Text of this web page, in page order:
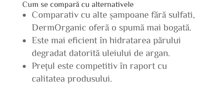
Cum se compară cu alternativele
Comparativ cu alte șampoane fără sulfati,
DermOrganic oferă o spumă mai bogată.
Este mai eficient în hidratarea părului
degradat datorită uleiului de argan.
Prețul este competitiv în raport cu
calitatea produsului.